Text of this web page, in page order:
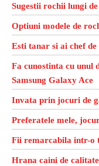
Sugestii rochii lungi
Optiuni modele de
Esti tanar si ai chef
Fa cunostinta cu unul
Samsung Galaxy Ace
Invata prin jocuri de
Preferatele mele,
Fii remarcabila intr-o
Hrana caini de